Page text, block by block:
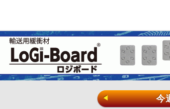
◀ 今